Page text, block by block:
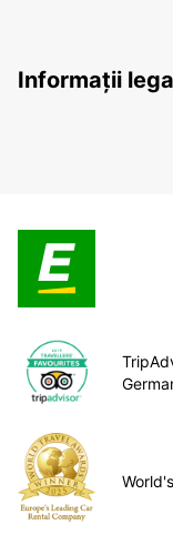
Informații